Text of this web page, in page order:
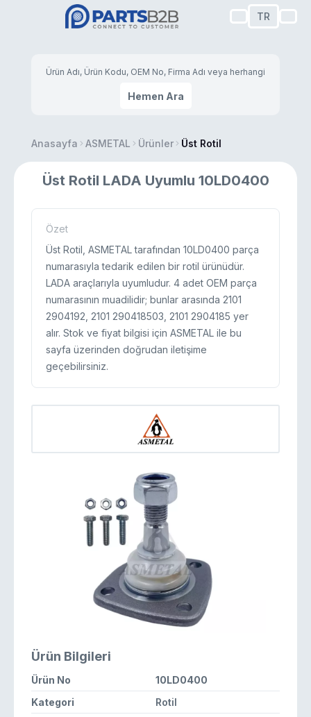
TR
Hemen Ara
Anasayfa ASMETAL Ürünler Üst Rotil
Üst Rotil LADA Uyumlu 10LD0400
Özet
Üst Rotil, ASMETAL tarafından 10LD0400 parça
numarasıyla tedarik edilen bir rotil ürünüdür.
LADA araçlarıyla uyumludur. 4 adet OEM parça
numarasının muadilidir; bunlar arasında 2101
2904192, 2101 290418503, 2101 2904185 yer
alır. Stok ve fiyat bilgisi için ASMETAL ile bu
sayfa üzerinden doğrudan iletişime
geçebilirsiniz.
Ürün Bilgileri
Ürün No
10LD0400
Kategori
Rotil